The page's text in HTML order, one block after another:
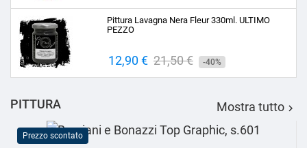
base
Pittura Lavagna Nera Fleur 330ml. ULTIMO
PEZZO
Prezzo
12,90 € Prezzo
base
21,50 € -40%
PITTURA Mostra tutto 
Prezzo scontato